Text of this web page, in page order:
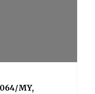
MY,